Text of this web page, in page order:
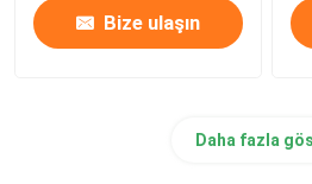
Bize ulaşın
Daha fazla